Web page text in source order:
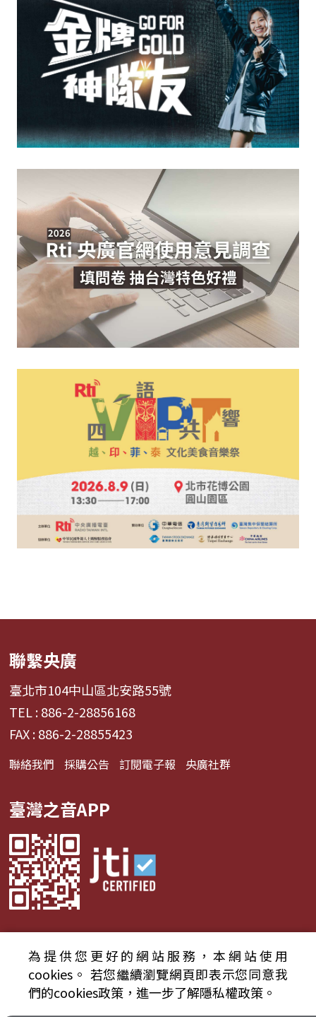
聯繫央廣
臺北市104中山區北安路55號
TEL : 886-2-28856168
FAX : 886-2-28855423
聯絡我們 採購公告 訂閱電子報 央廣社群
臺灣之音APP
© 2024財團法人中央廣播電臺 版權所有
資通安全政策聲明
服務條款 隱私權條款
為提供您更好的網站服務，本網站使用
cookies。 若您繼續瀏覽網頁即表示您同意我
們的cookies政策，進一步了解隱私權政策。